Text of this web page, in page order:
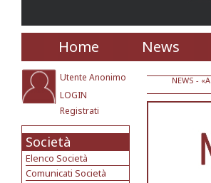
Home News
Utente Anonimo
LOGIN
Registrati
Società
Elenco Società
Comunicati Società
NEWS -